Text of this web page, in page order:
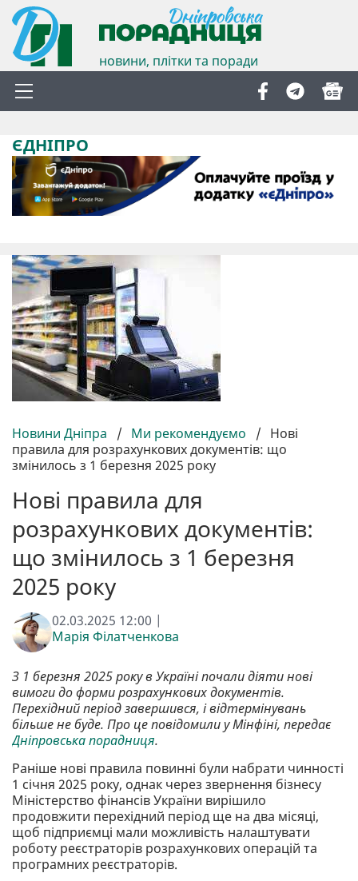
новини, плітки та поради
ЄДНІПРО
Новини Дніпра / Ми рекомендуємо / Нові
правила для розрахункових документів: що
змінилось з 1 березня 2025 року
Нові правила для
розрахункових документів:
що змінилось з 1 березня
2025 року
02.03.2025 12:00 |
Марія Філатченкова
З 1 березня 2025 року в Україні почали діяти нові
вимоги до форми розрахункових документів.
Перехідний період завершився, і відтермінувань
більше не буде. Про це повідомили у Мінфіні, передає
Дніпровська порадниця.
Раніше нові правила повинні були набрати чинності
1 січня 2025 року, однак через звернення бізнесу
Міністерство фінансів України вирішило
продовжити перехідний період ще на два місяці,
щоб підприємці мали можливість налаштувати
роботу реєстраторів розрахункових операцій та
програмних реєстраторів.